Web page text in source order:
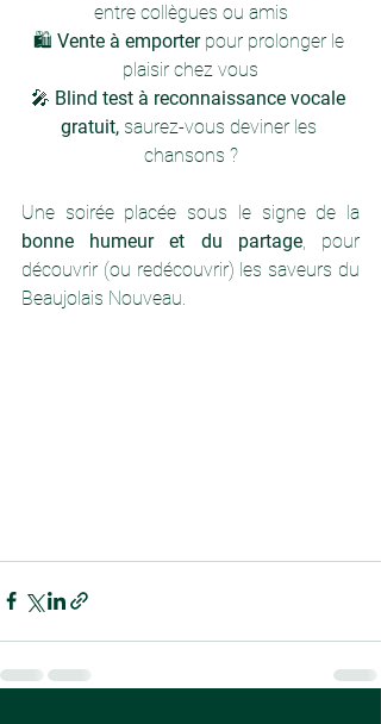
entre collègues ou amis
🛍️ Vente à emporter pour prolonger le
plaisir chez vous
🎤 Blind test à reconnaissance vocale
gratuit, saurez-vous deviner les
chansons ?
bonne humeur et du partage, pour
découvrir (ou redécouvrir) les saveurs du
Beaujolais Nouveau.